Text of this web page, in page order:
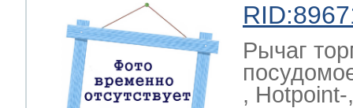
Рычаг
, Hotpoint-